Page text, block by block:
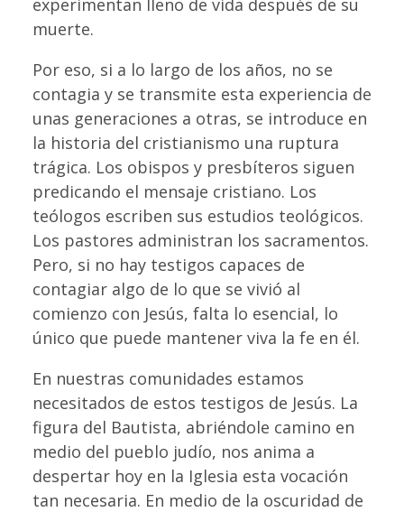
experimentan lleno de vida después de su
muerte.
Por eso, si a lo largo de los años, no se
contagia y se transmite esta experiencia de
unas generaciones a otras, se introduce en
la historia del cristianismo una ruptura
trágica. Los obispos y presbíteros siguen
predicando el mensaje cristiano. Los
teólogos escriben sus estudios teológicos.
Los pastores administran los sacramentos.
Pero, si no hay testigos capaces de
contagiar algo de lo que se vivió al
comienzo con Jesús, falta lo esencial, lo
único que puede mantener viva la fe en él.
En nuestras comunidades estamos
necesitados de estos testigos de Jesús. La
figura del Bautista, abriéndole camino en
medio del pueblo judío, nos anima a
despertar hoy en la Iglesia esta vocación
tan necesaria. En medio de la oscuridad de